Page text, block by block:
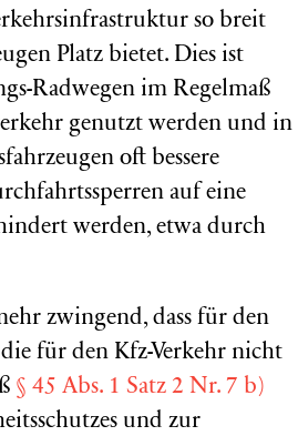
so breit
Platz bietet. Dies ist
Radwegen im Regelmaß
genutzt werden und in
oft bessere
auf eine
werden, etwa durch
zwingend, dass für den
für den Kfz-Verkehr nicht
§ 45 Abs. 1 Satz 2 Nr. 7 b)
und zur